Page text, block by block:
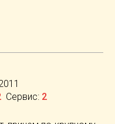
Сервис: 2